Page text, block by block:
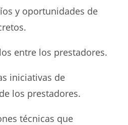
y oportunidades de
entre los prestadores.
iniciativas de
los prestadores.
técnicas que